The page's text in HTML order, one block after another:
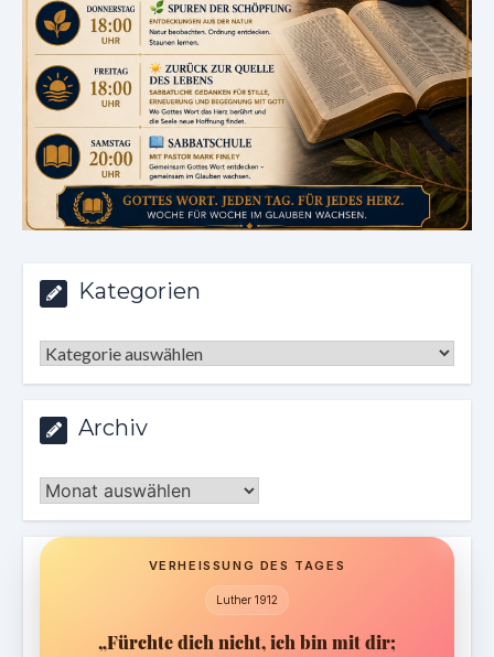
Kategorien
Kategorien
Archiv
Archiv
VERHEISSUNG DES TAGES
Luther 1912
„Fürchte dich nicht, ich bin mit dir;